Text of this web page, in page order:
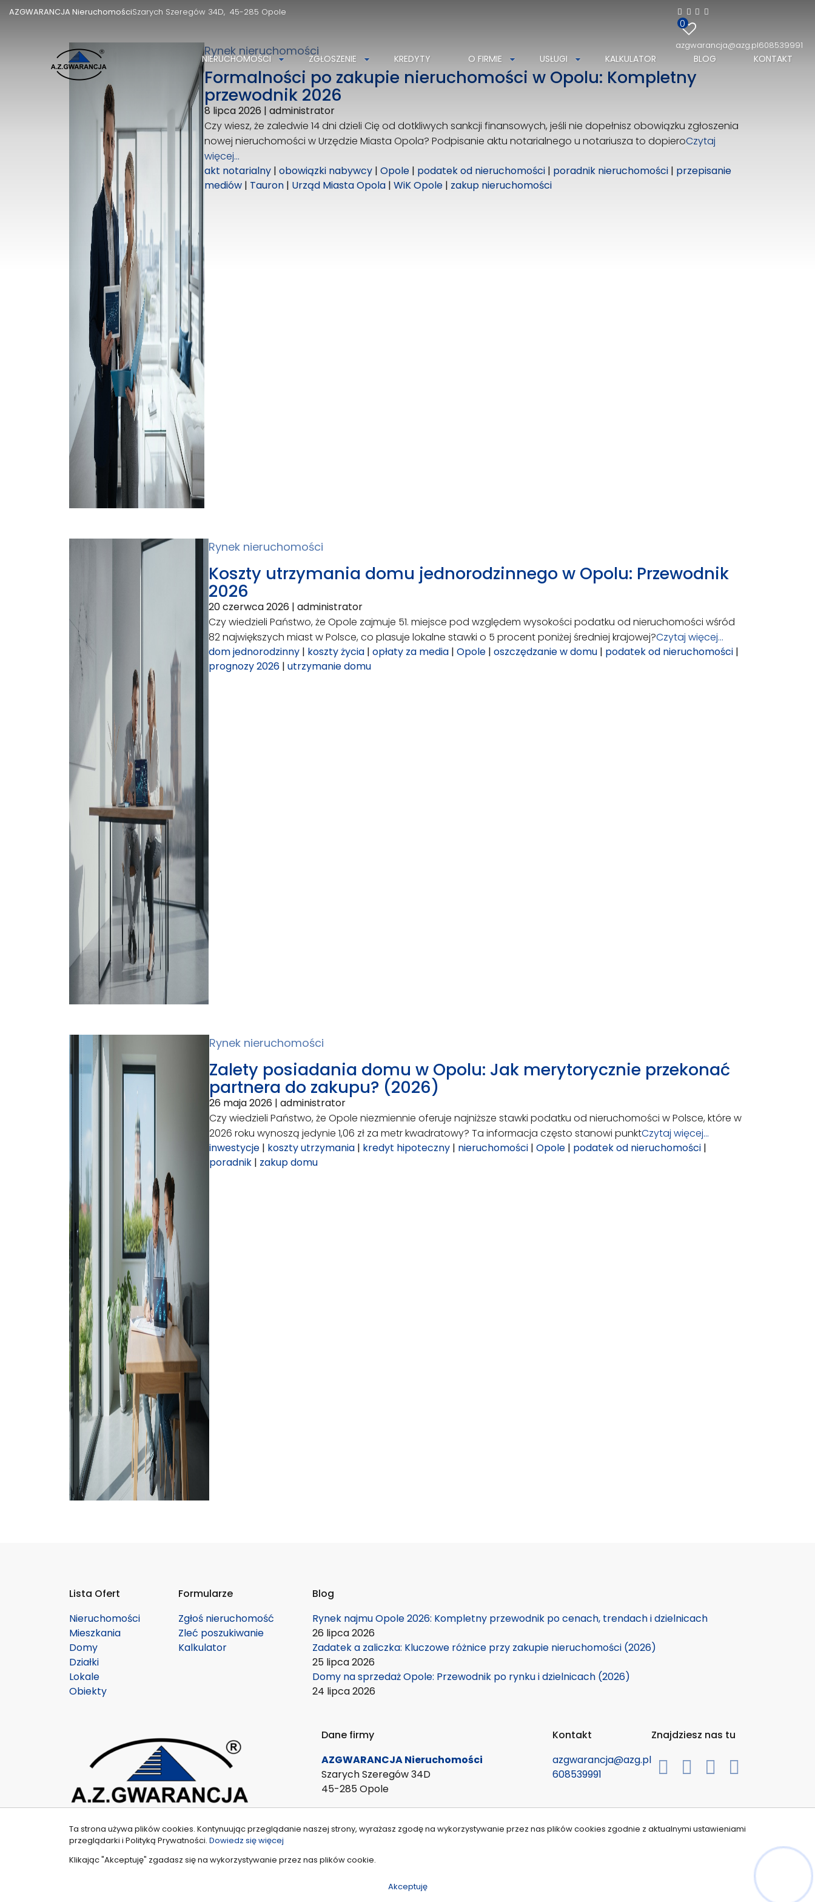
AZGWARANCJA NieruchomościSzarych Szeregów 34D 45-285 Opole
0
azgwarancja@azg.pl608539991
NIERUCHOMOŚCI ZGŁOSZENIE KREDYTY O FIRMIE USŁUGI KALKULATOR BLOG KONTAKT
AZGWARANCJA Nieruchomości
Szarych Szeregów 34D
45-285 Opole
608539991
azgwarancja@azg.pl
Rynek nieruchomości
Formalności po zakupie nieruchomości w Opolu: Kompletny
przewodnik 2026
8 lipca 2026 | administrator
Czy wiesz, że zaledwie 14 dni dzieli Cię od dotkliwych sankcji finansowych, jeśli nie dopełnisz obowiązku zgłoszenia
nowej nieruchomości w Urzędzie Miasta Opola? Podpisanie aktu notarialnego u notariusza to dopieroCzytaj
więcej…
akt notarialny| obowiązki nabywcy| Opole| podatek od nieruchomości| poradnik nieruchomości| przepisanie
mediów| Tauron| Urząd Miasta Opola| WiK Opole| zakup nieruchomości
Rynek nieruchomości
Koszty utrzymania domu jednorodzinnego w Opolu: Przewodnik
2026
20 czerwca 2026| administrator
Czy wiedzieli Państwo, że Opole zajmuje 51. miejsce pod względem wysokości podatku od nieruchomości wśród
82 największych miast w Polsce, co plasuje lokalne stawki o 5 procent poniżej średniej krajowej?Czytaj więcej…
dom jednorodzinny| koszty życia| opłaty za media| Opole| oszczędzanie w domu| podatek od nieruchomości|
prognozy 2026| utrzymanie domu
Rynek nieruchomości
Zalety posiadania domu w Opolu: Jak merytorycznie przekonać
partnera do zakupu? (2026)
26 maja 2026 |administrator
Czy wiedzieli Państwo, że Opole niezmiennie oferuje najniższe stawki podatku od nieruchomości w Polsce, które w
2026 roku wynoszą jedynie 1,06 zł za metr kwadratowy? Ta informacja często stanowi punktCzytaj więcej…
inwestycje | koszty utrzymania | kredyt hipoteczny | nieruchomości |Opole | podatek od nieruchomości |
poradnik | zakup domu
Lista Ofert
Nieruchomości
Mieszkania
Domy
Działki
Lokale
Obiekty
Formularze
Zgłoś nieruchomość
Zleć poszukiwanie
Kalkulator
Blog
Rynek najmu Opole 2026: Kompletny przewodnik po cenach, trendach i dzielnicach
26 lipca 2026
Zadatek a zaliczka: Kluczowe różnice przy zakupie nieruchomości (2026)
25 lipca 2026
Domy na sprzedaż Opole: Przewodnik po rynku i dzielnicach (2026)
24 lipca 2026
Dane firmy
AZGWARANCJA Nieruchomości
Szarych Szeregów 34D
45-285 Opole
Kontakt
azgwarancja@azg.pl
608539991
Znajdziesz nas tu
Ta strona używa plików cookies. Kontynuując przeglądanie naszej strony, wyrażasz zgodę na wykorzystywanie przez nas plików cookies zgodnie z aktualnymi ustawieniami
przeglądarki i Polityką Prywatności. Dowiedz się więcej
Klikając "Akceptuję" zgadasz się na wykorzystywanie przez nas plików cookie.
Akceptuję